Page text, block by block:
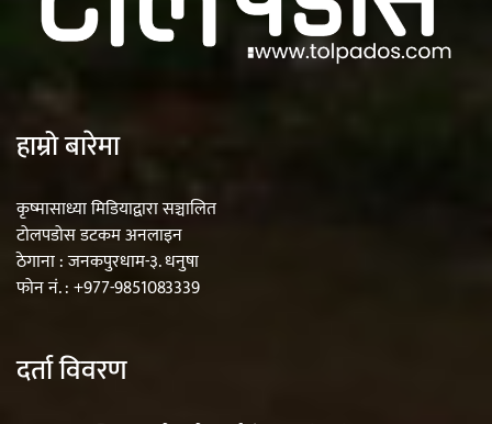
हाम्रो बारेमा
कृष्मासाध्या मिडियाद्वारा सञ्चालित
टोलपडोस डटकम अनलाइन
ठेगाना : जनकपुरधाम-३. धनुषा
फोन नं. : +977-9851083339
दर्ता विवरण